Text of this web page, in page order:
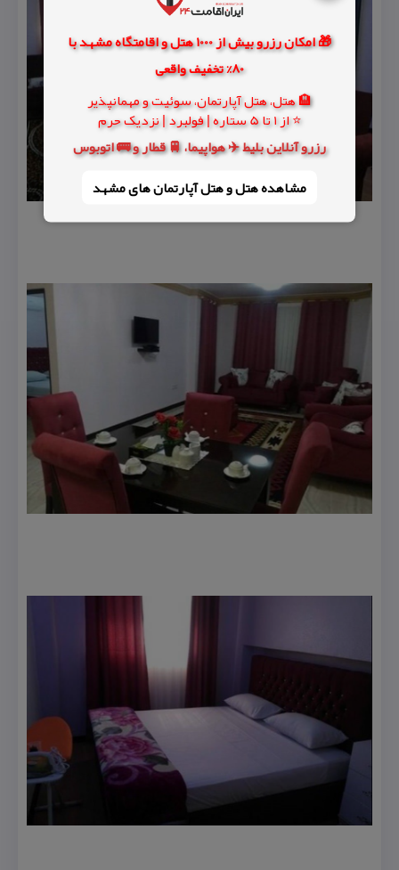
🎁 امکان رزرو بیش از 1000 هتل و اقامتگاه مشهد با
80% تخفیف واقعی
🏨 هتل، هتل آپارتمان، سوئیت و مهمانپذیر
⭐ از 1 تا 5 ستاره | فولبرد | نزدیک حرم
رزرو آنلاین بلیط ✈️ هواپیما، 🚆 قطار و 🚌 اتوبوس
مشاهده هتل و هتل‌ آپارتمان های مشهد